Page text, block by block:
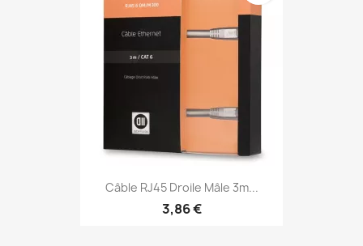
Câble RJ45 Droile Mâle 3m...
3,86 €